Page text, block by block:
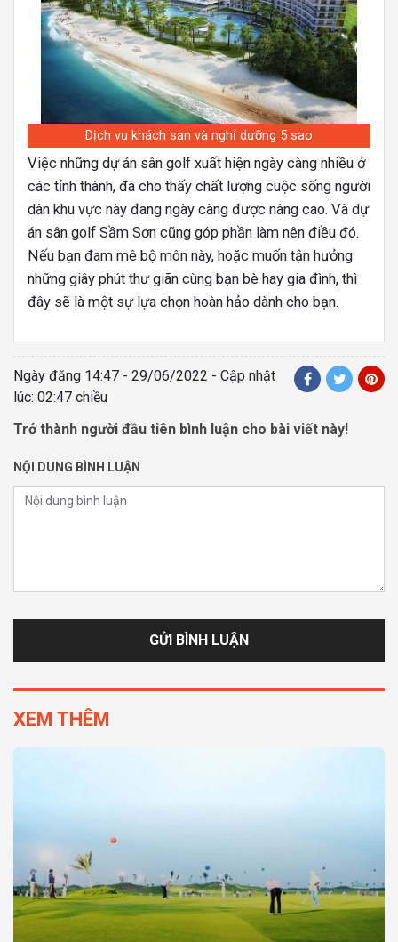
Dịch vụ khách sạn và nghỉ dưỡng 5 sao
Việc những dự án sân golf xuất hiện ngày càng nhiều ở
các tỉnh thành, đã cho thấy chất lượng cuộc sống người
dân khu vực này đang ngày càng được nâng cao. Và dự
án sân golf Sầm Sơn cũng góp phần làm nên điều đó.
Nếu bạn đam mê bộ môn này, hoặc muốn tận hưởng
những giây phút thư giãn cùng bạn bè hay gia đình, thì
đây sẽ là một sự lựa chọn hoàn hảo dành cho bạn.
Ngày đăng 14:47 - 29/06/2022 - Cập nhật
lúc: 02:47 chiều
Trở thành người đầu tiên bình luận cho bài viết này!
NỘI DUNG BÌNH LUẬN
XEM THÊM